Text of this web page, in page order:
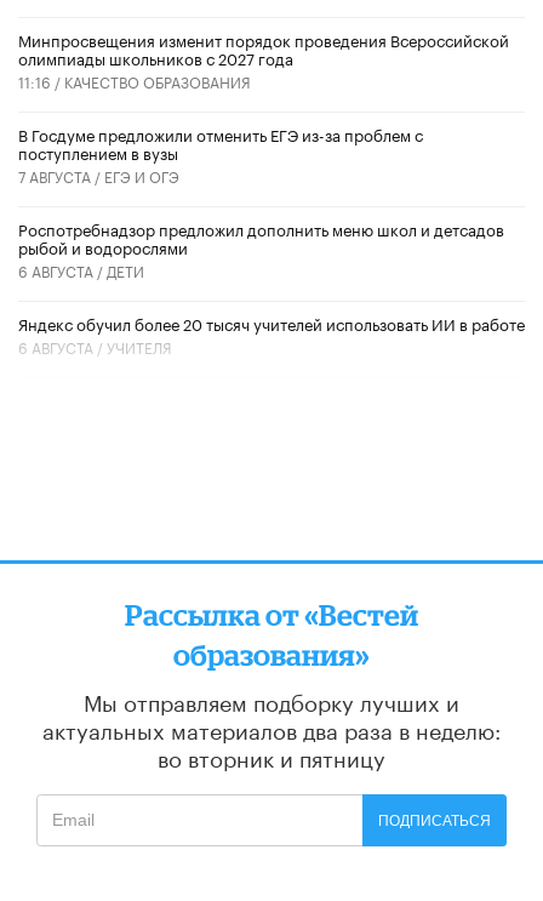
Минпросвещения изменит порядок проведения Всероссийской
олимпиады школьников с 2027 года
11:16 / КАЧЕСТВО ОБРАЗОВАНИЯ
В Госдуме предложили отменить ЕГЭ из-за проблем с
поступлением в вузы
7 АВГУСТА / ЕГЭ И ОГЭ
Роспотребнадзор предложил дополнить меню школ и детсадов
рыбой и водорослями
6 АВГУСТА / ДЕТИ
​Яндекс обучил более 20 тысяч учителей использовать ИИ в работе
6 АВГУСТА /УЧИТЕЛЯ
Рассылка от «Вестей
образования»
Мы отправляем подборку лучших и
актуальных материалов два раза в неделю:
во вторник и пятницу
ПОДПИСАТЬСЯ